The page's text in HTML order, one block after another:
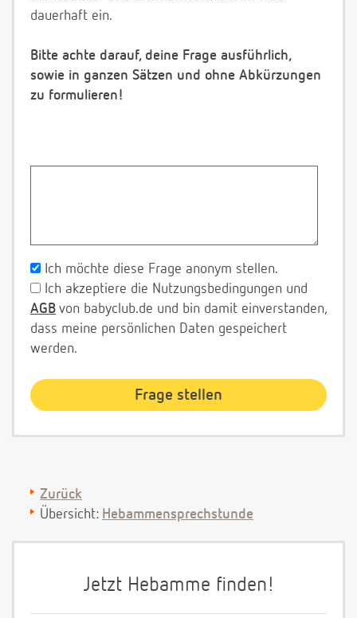
dauerhaft ein.
Bitte achte darauf, deine Frage ausführlich,
sowie in ganzen Sätzen und ohne Abkürzungen
zu formulieren!
Ich möchte diese Frage anonym stellen.
Ich akzeptiere die Nutzungsbedingungen und
AGB von babyclub.de und bin damit einverstanden,
dass meine persönlichen Daten gespeichert
werden.
Zurück
Übersicht: Hebammensprechstunde
Jetzt Hebamme finden!